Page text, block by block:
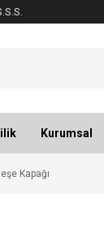
Kurumsal
Kapağı